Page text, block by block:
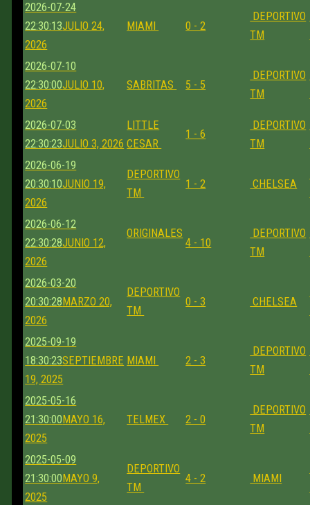
2026-07-24
22:30:13JULIO 24,
2026
MIAMI 0 - 2
DEPORTIVO
TM
2026-07-10
22:30:00JULIO 10,
2026
SABRITAS 5 - 5
DEPORTIVO
TM
2026-07-03
22:30:23JULIO 3, 2026
LITTLE
CESAR
1 - 6
DEPORTIVO
TM
2026-06-19
20:30:10JUNIO 19,
2026
DEPORTIVO
TM
1 - 2 CHELSEA
2026-06-12
22:30:28JUNIO 12,
2026
ORIGINALES
4 - 10
DEPORTIVO
TM
2026-03-20
20:30:28MARZO 20,
2026
DEPORTIVO
TM
0 - 3 CHELSEA
2025-09-19
18:30:23SEPTIEMBRE
19, 2025
MIAMI 2 - 3
DEPORTIVO
TM
2025-05-16
21:30:00MAYO 16,
2025
TELMEX 2 - 0
DEPORTIVO
TM
2025-05-09
21:30:00MAYO 9,
2025
DEPORTIVO
TM
4 - 2 MIAMI